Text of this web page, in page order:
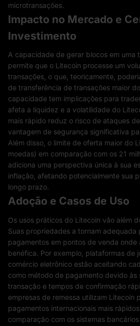
microtransações.
Impacto no Mercado e
Investimento
A capacidade de gerar blocos em uma
permite que o Litecoin processe um
transações, o que, teoricamente,
de transferência de transações maior
capacidade tem implicações para
afeta a liquidez e a volatilidade do
mais rápido reduz o risco de ataques
vantagem de segurança significativa
Além disso, o limite de oferta maior do
moedas) em comparação com os 21
adiciona uma perspectiva única à sua
inflação, afetando potencialmente sua
longo prazo.
Adoção e Casos de Uso
Os usos práticos do Litecoin vão além
Suas propriedades a tornam adequada
pagamentos em pontos de venda
benéfica. Por exemplo, plataformas de
comércio eletrônico estão aceitando
como método de pagamento devido às
transação e tempos de confirmação
empresas de remessa utilizam Litecoin
pagamentos internacionais mais
comparação com os sistemas